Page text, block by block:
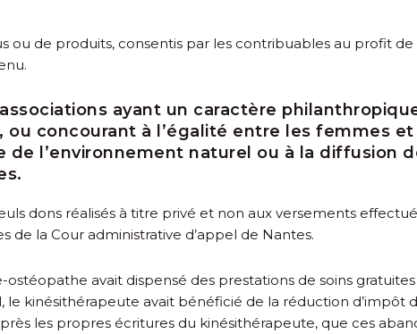
ou de produits, consentis par les contribuables au profit
ayant un caractère
concourant à l’égalité entre les femmes
l’environnement naturel ou à la diffusion
dons réalisés à titre privé et non aux versements
la Cour administrative d’appel de Nantes.
avait dispensé des prestations de soins gratuites
kinésithérapeute avait bénéficié de la réduction d’impôt
les propres écritures du kinésithérapeute, que ces